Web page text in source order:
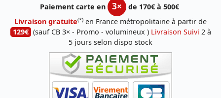
Paiement carte en
3×
de 170€ à 500€
Livraison gratuite(*) en France métropolitaine à partir de
129€ (sauf CB 3× - Promo - volumineux ) Livraison Suivi 2 à
5 jours selon dispo stock